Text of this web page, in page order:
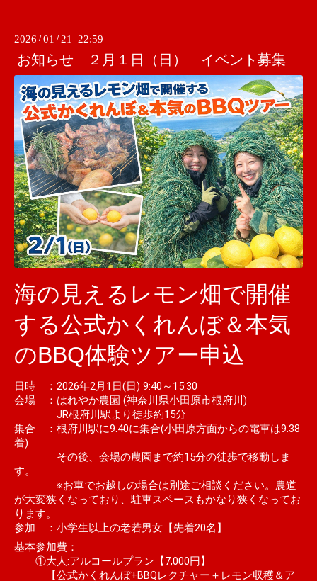
2026 /01 / 21 22:59
お知らせ ２月１日（日） イベント募集
海の見えるレモン畑で開催
する公式かくれんぼ＆本気
のBBQ体験ツアー申込
日時 ：2026年2月1日(日) 9:40～15:30
会場 ：はれやか農園 (神奈川県小田原市根府川)
JR根府川駅より徒歩約15分
集合 ：根府川駅に9:40に集合(小田原方面からの電車は9:38
着)
その後、会場の農園まで約15分の徒歩で移動しま
す。
※お車でお越しの場合は別途ご相談ください。農道
が大変狭くなっており、駐車スペースもかなり狭くなってお
ります。
参加 ：小学生以上の老若男女【先着20名】
基本参加費：
①大人:アルコールプラン【7,000円】
【公式かくれんぼ+BBQレクチャー＋レモン収穫＆ア